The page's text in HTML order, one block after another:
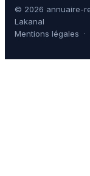
© 2026 annuaire-
Lakanal
Mentions légales ·